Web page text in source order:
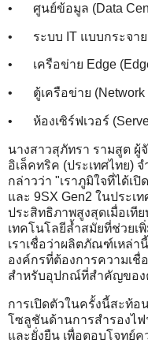
• ศูนย์ข้อมูล (Data
• ระบบ IT แบบกระจา
• เครือข่าย Edge
• ตู้เครือข่าย (Network
• ห้องเซิร์ฟเวอร์
นางสาวสุภัทรา รามสูต ผู้
อิเล็คทริค (ประเทศไทย)
กล่าวว่า "เราภูมิใจที่ได้เ
และ 9SX Gen2 ในประเ
ประสิทธิภาพสูงสุดเมื่อเที
เทคโนโลยีล้ำสมัยที่ช่วยเ
เราเชื่อว่าผลิตภัณฑ์เหล่า
องค์กรที่ต้องการความเชื่
สำหรับอุปกณ์ที่สำคัญขอ
การเปิดตัวในครั้งนี้สะท้
โซลูชันด้านการสำรองไ
และยั่งยืน เพื่อตอบโจทย์